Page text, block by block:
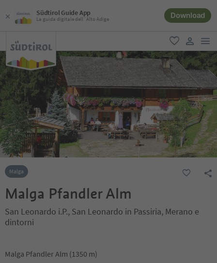
Südtirol Guide App
La guida digitale dell´Alto Adige Download
favoriti
user link
Malga
Malga Pfandler Alm
San Leonardo i.P., San Leonardo in Passiria, Merano e
dintorni
Malga Pfandler Alm (1350 m)